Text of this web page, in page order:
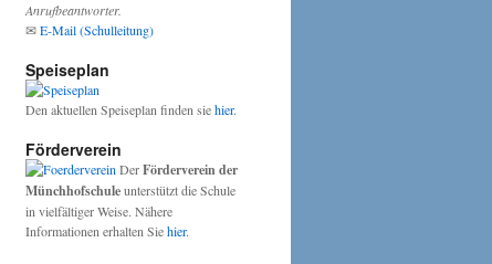
Anrufbeantworter.
✉E-Mail (Schulleitung)
Speiseplan
Den aktuellen Speiseplan finden siehier.
Förderverein
DerFörderverein der
Münchhofschuleunterstützt die Schule
in vielfältiger Weise. Nähere
Informationen erhalten Siehier.